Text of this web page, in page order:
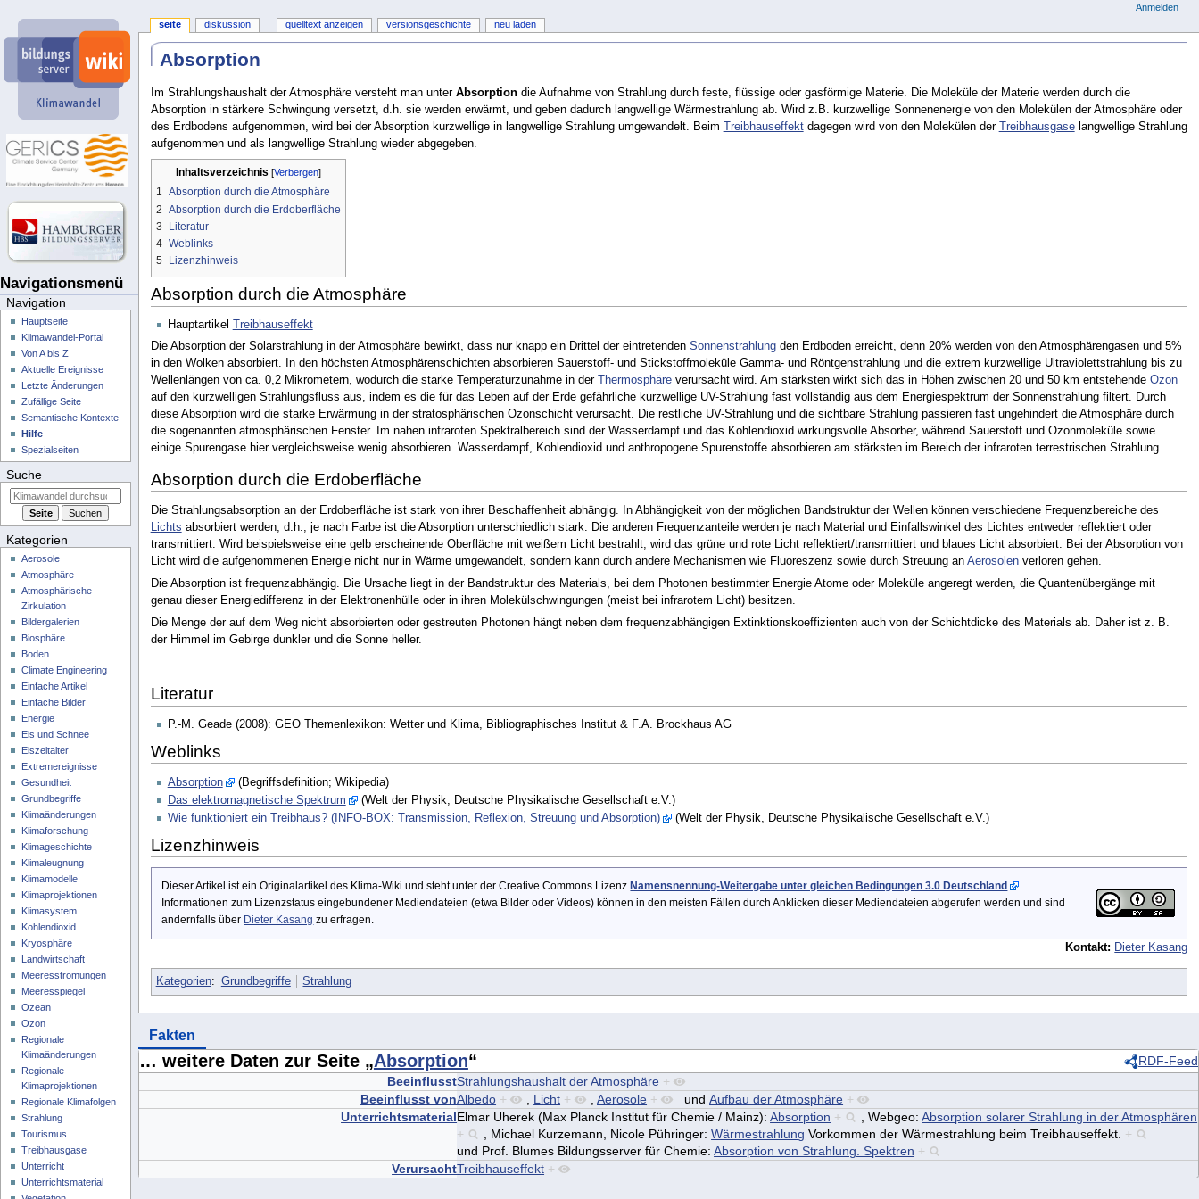
Absorption
Im Strahlungshaushalt der Atmosphäre versteht man unter Absorptiondie Aufnahme von Strahlung durch feste, flüssige oder gasförmige Materie. Die Moleküle der Materie werden durch die
Absorption in stärkere Schwingung versetzt, d.h. sie werden erwärmt, und geben dadurch langwellige Wärmestrahlung ab. Wird z.B. kurzwellige Sonnenenergie von den Molekülen der Atmosphäre oder
des Erdbodens aufgenommen, wird bei der Absorption kurzwellige in langwellige Strahlung umgewandelt. Beim
Treibhauseffektdagegen wird von den Molekülen der Treibhausgaselangwellige Strahlung
aufgenommen und als langwellige Strahlung wieder abgegeben.
Inhaltsverzeichnis
1 Absorption durch die Atmosphäre
2 Absorption durch die Erdoberfläche
3
Literatur
4 Weblinks
5
Lizenzhinweis
Absorption durch die Atmosphäre
Hauptartikel
Treibhauseffekt
Die Absorption der Solarstrahlung in der Atmosphäre bewirkt, dass nur knapp ein Drittel der eintretenden Sonnenstrahlungden Erdboden erreicht, denn 20% werden von den Atmosphärengasen und 5%
in den Wolken absorbiert. In den höchsten Atmosphärenschichten absorbieren Sauerstoff- und Stickstoffmoleküle Gamma- und Röntgenstrahlung und die extrem kurzwellige Ultraviolettstrahlung bis zu
Wellenlängen von ca. 0,2 Mikrometern, wodurch die starke Temperaturzunahme in der
Thermosphäreverursacht wird. Am stärksten wirkt sich das in Höhen zwischen 20 und 50 km entstehende Ozon
auf den kurzwelligen Strahlungsfluss aus, indem es die für das Leben auf der Erde gefährliche kurzwellige UV-Strahlung fast vollständig aus dem Energiespektrum der Sonnenstrahlung filtert. Durch
diese Absorption wird die starke Erwärmung in der stratosphärischen Ozonschicht verursacht. Die restliche UV-Strahlung und die sichtbare Strahlung passieren fast ungehindert die Atmosphäre durch
die sogenannten atmosphärischen Fenster. Im nahen infraroten Spektralbereich sind der Wasserdampf und das Kohlendioxid wirkungsvolle Absorber, während Sauerstoff und Ozonmoleküle sowie
einige Spurengase hier vergleichsweise wenig absorbieren. Wasserdampf, Kohlendioxid und anthropogene Spurenstoffe absorbieren am stärksten im Bereich der infraroten terrestrischen Strahlung.
Absorption durch die Erdoberfläche
Die Strahlungsabsorption an der Erdoberfläche ist stark von ihrer Beschaffenheit abhängig. In Abhängigkeit von der möglichen Bandstruktur der Wellen können verschiedene Frequenzbereiche des
Lichts absorbiert werden, d.h., je nach Farbe ist die Absorption unterschiedlich stark. Die anderen Frequenzanteile werden je nach Material und Einfallswinkel des Lichtes entweder reflektiert oder
transmittiert. Wird beispielsweise eine gelb erscheinende Oberfläche mit weißem Licht bestrahlt, wird das grüne und rote Licht reflektiert/transmittiert und blaues Licht absorbiert. Bei der Absorption von
Licht wird die aufgenommenen Energie nicht nur in Wärme umgewandelt, sondern kann durch andere Mechanismen wie Fluoreszenz sowie durch Streuung an Aerosolenverloren gehen.
Die Absorption ist frequenzabhängig. Die Ursache liegt in der Bandstruktur des Materials, bei dem Photonen bestimmter Energie Atome oder Moleküle angeregt werden, die Quantenübergänge mit
genau dieser Energiedifferenz in der Elektronenhülle oder in ihren Molekülschwingungen (meist bei infrarotem Licht) besitzen.
Die Menge der auf dem Weg nicht absorbierten oder gestreuten Photonen hängt neben dem frequenzabhängigen Extinktionskoeffizienten auch von der Schichtdicke des Materials ab. Daher ist z. B.
der Himmel im Gebirge dunkler und die Sonne heller.
Literatur
P.-M. Geade (2008): GEO Themenlexikon: Wetter und Klima, Bibliographisches Institut & F.A. Brockhaus AG
Weblinks
Absorption
(Begriffsdefinition; Wikipedia)
Das elektromagnetische Spektrum
(Welt der Physik, Deutsche Physikalische Gesellschaft e.V.)
Wie funktioniert ein Treibhaus? (INFO-BOX: Transmission, Reflexion, Streuung und Absorption)
(Welt der Physik, Deutsche Physikalische Gesellschaft e.V.)
Lizenzhinweis
Dieser Artikel ist ein Originalartikel des Klima-Wiki und steht unter der Creative Commons Lizenz Namensnennung-Weitergabe unter gleichen Bedingungen 3.0 Deutschland
.
Informationen zum Lizenzstatus eingebundener Mediendateien (etwa Bilder oder Videos) können in den meisten Fällen durch Anklicken dieser Mediendateien abgerufen werden und sind
andernfalls über Dieter Kasang zu erfragen.
Kontakt: Dieter Kasang
Kategorien: Grundbegriffe Strahlung
Fakten
… weitere Daten zur Seite „Absorption“
RDF-Feed
BeeinflusstStrahlungshaushalt der Atmosphäre +
Beeinflusst vonAlbedo + , Licht + ,Aerosole + undAufbau der Atmosphäre +
UnterrichtsmaterialElmar Uherek (Max Planck Institut für Chemie / Mainz):Absorption + ,Webgeo:Absorption solarer Strahlung in der Atmosphären
+
, Michael Kurzemann, Nicole Pühringer:Wärmestrahlung Vorkommen der Wärmestrahlung beim Treibhauseffekt. +
und Prof. Blumes Bildungsserver für Chemie:Absorption von Strahlung. Spektren +
VerursachtTreibhauseffekt +
Navigationsmenü
seite diskussion quelltext anzeigen versionsgeschichte neu laden
Anmelden
Navigation
Hauptseite
Klimawandel-Portal
Von A bis Z
Aktuelle Ereignisse
Letzte Änderungen
Zufällige Seite
Semantische Kontexte
Hilfe
Spezialseiten
Suche
Kategorien
Aerosole
Atmosphäre
Atmosphärische
Zirkulation
Bildergalerien
Biosphäre
Boden
Climate Engineering
Einfache Artikel
Einfache Bilder
Energie
Eis und Schnee
Eiszeitalter
Extremereignisse
Gesundheit
Grundbegriffe
Klimaänderungen
Klimaforschung
Klimageschichte
Klimaleugnung
Klimamodelle
Klimaprojektionen
Klimasystem
Kohlendioxid
Kryosphäre
Landwirtschaft
Meeresströmungen
Meeresspiegel
Ozean
Ozon
Regionale
Klimaänderungen
Regionale
Klimaprojektionen
Regionale Klimafolgen
Strahlung
Tourismus
Treibhausgase
Unterricht
Unterrichtsmaterial